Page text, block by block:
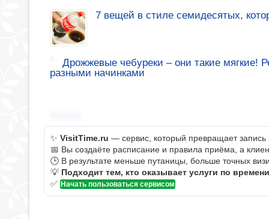
7 вещей в стиле семидесятых,
Дрожжевые чебуреки – они такие мягкие!
разными начинками
✨ VisitTime.ru — сервис, который превращает
📅 Вы создаёте расписание и правила приёма, а
🕒 В результате меньше путаницы, больше точных
💡 Подходит тем, кто оказывает услуги по
✅ Начать пользоваться сервисом